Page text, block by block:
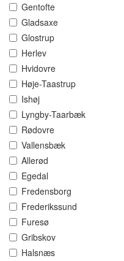
Gentofte
Gladsaxe
Glostrup
Herlev
Hvidovre
Høje-Taastrup
Ishøj
Lyngby-Taarbæk
Rødovre
Vallensbæk
Allerød
Egedal
Fredensborg
Frederikssund
Furesø
Gribskov
Halsnæs